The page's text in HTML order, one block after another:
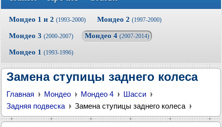
Мондео 1 и 2 (1993-2000) Мондео 2 (1997-2000)
Мондео 3 (2000-2007) Мондео 4 (2007-2014)
Мондео 1 (1993-1996)
Замена ступицы заднего колеса
Главная Мондео Мондео 4
Шасси
Задняя подвеска
Замена ступицы заднего колеса